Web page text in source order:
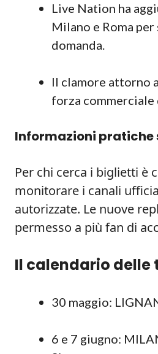
Live Nation ha
Milano e Roma
domanda.
Il clamore attorno
forza commerciale
Informazioni pratiche
Per chi cerca i biglietti è
monitorare i canali
autorizzate. Le nuove
permesso a più fan di
Il calendario delle
30 maggio:
6 e 7 giugno: